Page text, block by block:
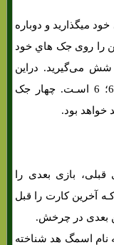
میگذارید و دوباره
را روی جک هاي‌ خود
شش می‌گیرید. دراین
مرحله باید متوقف شوید. دست شـما 9؛ 6؛ 6 اسـت. چهار جک
خواهد بود.
بازی بعدی را
آخرین کارت را قبل
بعدی در چرخش.
نام اسمگ هد شناخته